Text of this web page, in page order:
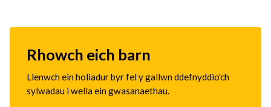
Rhowch eich barn
Llenwch ein holiadur byr fel y gallwn ddefnyddio'ch
sylwadau i wella ein gwasanaethau.